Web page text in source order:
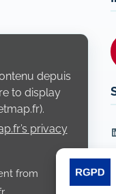
depuis
to display
privacy
from